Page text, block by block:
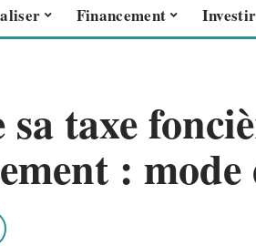
Financement Investir
taxe
: